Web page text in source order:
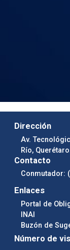
Dirección
Av.
Río,
Contacto
Conmutador:
Enlaces
Portal de
INAI
Buzón de
Número de